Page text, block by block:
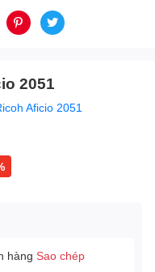
2051
Aficio 2051
hàng Sao chép